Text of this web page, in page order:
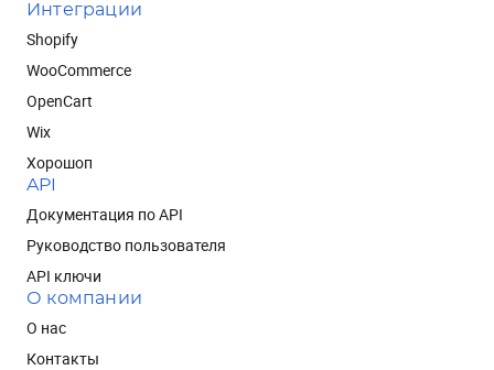
Интеграции
Shopify
WooCommerce
OpenCart
Wix
Хорошоп
API
Документация по API
Руководство пользователя
API ключи
О компании
О нас
Контакты